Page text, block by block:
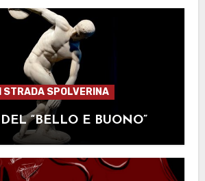
STRADA SPOLVERINA
“BELLO E BUONO”